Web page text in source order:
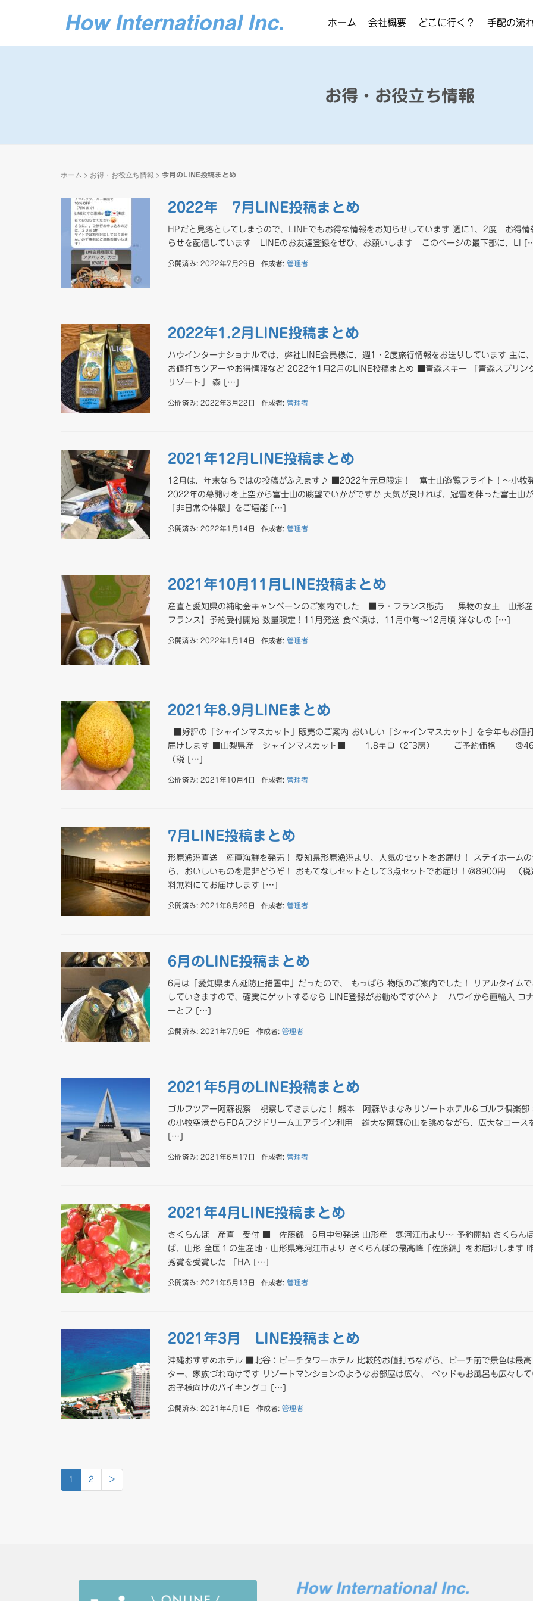
ホーム 会社概要 どこに行く？ 手配の流れ
お得・お役立ち情報
ホーム > お得・お役立ち情報 > 今月のLINE投稿まとめ
2022年 7月LINE投稿まとめ
HPだと見落としてしまうので、LINEでもお得な情報をお知らせしています 週に1、2度 お得情
らせを配信しています LINEのお友達登録をぜひ、お願いします このページの最下部に、LI
公開済み: 2022年7月29日 作成者: 管理者
2022年1.2月LINE投稿まとめ
ハウインターナショナルでは、弊社LINE会員様に、週1・2度旅行情報をお送りしています 主に
お値打ちツアーやお得情報など 2022年1月2月のLINE投稿まとめ ■青森スキー 「青森スプリン
リゾート」 森 […]
公開済み: 2022年3月22日 作成者: 管理者
2021年12月LINE投稿まとめ
12月は、年末ならではの投稿がふえます♪ ■2022年元旦限定！ 富士山遊覧フライト！～小牧
2022年の幕開けを上空から富士山の眺望でいかがですか 天気が良ければ、冠雪を伴った富士山が
「非日常の体験」をご堪能 […]
公開済み: 2022年1月14日 作成者: 管理者
2021年10月11月LINE投稿まとめ
産直と愛知県の補助金キャンペーンのご案内でした ■ラ・フランス販売 果物の女王 山形産
フランス】予約受付開始 数量限定！11月発送 食べ頃は、11月中旬〜12月頃 洋なしの […]
公開済み: 2022年1月14日 作成者: 管理者
2021年8.9月LINEまとめ
■好評の「シャインマスカット」販売のご案内 おいしい「シャインマスカット」を今年もお値
届けします ■山梨県産 シャインマスカット■ 1.8キロ（2~3房） ご予約価格 ＠
（税 […]
公開済み: 2021年10月4日 作成者: 管理者
7月LINE投稿まとめ
形原漁港直送 産直海鮮を発売！ 愛知県形原漁港より、人気のセットをお届け！ ステイホーム
ら、おいしいものを是非どうぞ！ おもてなしセットとして3点セットでお届け！＠8900円 （税
料無料にてお届けします […]
公開済み: 2021年8月26日 作成者: 管理者
6月のLINE投稿まとめ
6月は「愛知県まん延防止措置中」だったので、 もっぱら 物販のご案内でした！ リアルタイムで
していきますので、確実にゲットするなら LINE登録がお勧めです(^^♪ ハワイから直輸入 コ
ーとフ […]
公開済み: 2021年7月9日 作成者: 管理者
2021年5月のLINE投稿まとめ
ゴルフツアー阿蘇視察 視察してきました！ 熊本 阿蘇やまなみリゾートホテル＆ゴルフ倶楽部
の小牧空港からFDAフジドリームエアライン利用 雄大な阿蘇の山を眺めながら、広大なコース
[…]
公開済み: 2021年6月17日 作成者: 管理者
2021年4月LINE投稿まとめ
さくらんぼ 産直 受付 ■ 佐藤錦 6月中旬発送 山形産 寒河江市より～ 予約開始 さくらんぼ
ば、山形 全国１の生産地・山形県寒河江市より さくらんぼの最高峰「佐藤錦」をお届けします
秀賞を受賞した 「HA […]
公開済み: 2021年5月13日 作成者: 管理者
2021年3月 LINE投稿まとめ
沖縄おすすめホテル ■北谷：ビーチタワーホテル 比較的お値打ちながら、ビーチ前で景色は最
ター、家族づれ向けです リゾートマンションのようなお部屋は広々、 ベッドもお風呂も広々して
お子様向けのバイキングコ […]
公開済み: 2021年4月1日 作成者: 管理者
1 2 >